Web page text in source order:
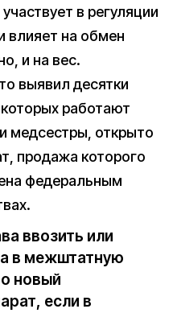
в регуляции
влияет на обмен
и на вес.
выявил десятки
работают
медсестры, открыто
продажа которого
федеральным
ввозить или
в межштатную
новый
если в